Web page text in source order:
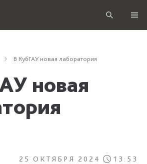
В КубГАУ новая лаборатория
новая
25 ОКТЯБРЯ 2024 13:53